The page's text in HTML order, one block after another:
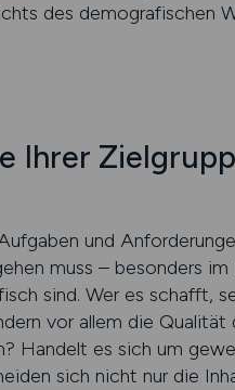
des demografischen
Ihrer
und
muss – besonders im
sind. Wer es schafft,
vor allem die Qualität
Handelt es sich um
sich nicht nur die